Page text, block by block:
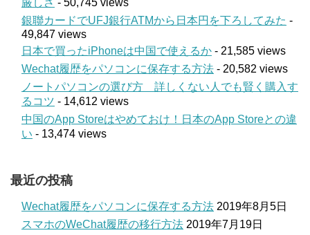
銀聯カードでUFJ銀行ATMから日本円を下ろしてみた -
49,847 views
日本で買ったiPhoneは中国で使えるか - 21,585 views
Wechat履歴をパソコンに保存する方法 - 20,582 views
ノートパソコンの選び方 詳しくない人でも賢く購入す
るコツ - 14,612 views
中国のApp Storeはやめておけ！日本のApp Storeとの違
い - 13,474 views
最近の投稿
Wechat履歴をパソコンに保存する方法 2019年8月5日
スマホのWeChat履歴の移行方法 2019年7月19日